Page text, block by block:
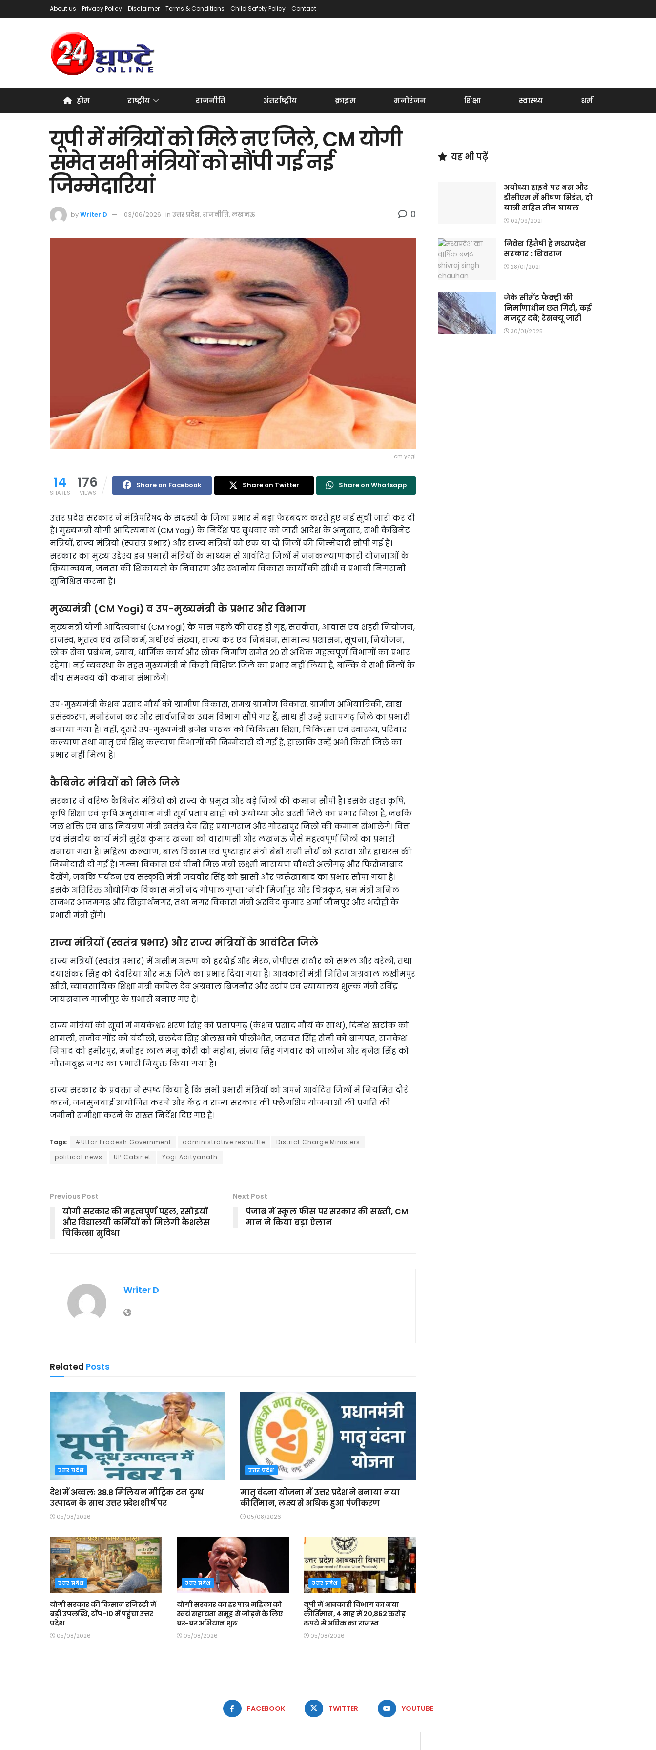
About us Privacy Policy Disclaimer Terms & Conditions Child Safety Policy Contact
होम राष्ट्रीय राजनीति अंतर्राष्ट्रीय क्राइम मनोरंजन शिक्षा स्वास्थ्य धर्म
यूपी में मंत्रियों को मिले नए जिले, CM योगी
समेत सभी मंत्रियों को सौंपी गई नई
जिम्मेदारियां
byWriter D 03/06/2026 in उत्तर प्रदेश, राजनीति, लखनऊ 0
cm yogi
14
SHARES
176
VIEWS
Share on Facebook Share on Twitter Share on Whatsapp
उत्तर प्रदेश सरकार ने मंत्रिपरिषद के सदस्यों के जिला प्रभार में बड़ा फेरबदल करते हुए नई सूची जारी कर दी
है। मुख्यमंत्री योगी आदित्यनाथ (CM Yogi) के निर्देश पर बुधवार को जारी आदेश के अनुसार, सभी कैबिनेट
मंत्रियों, राज्य मंत्रियों (स्वतंत्र प्रभार) और राज्य मंत्रियों को एक या दो जिलों की जिम्मेदारी सौंपी गई है।
सरकार का मुख्य उद्देश्य इन प्रभारी मंत्रियों के माध्यम से आवंटित जिलों में जनकल्याणकारी योजनाओं के
क्रियान्वयन, जनता की शिकायतों के निवारण और स्थानीय विकास कार्यों की सीधी व प्रभावी निगरानी
सुनिश्चित करना है।
मुख्यमंत्री (CM Yogi) व उप-मुख्यमंत्री के प्रभार और विभाग
मुख्यमंत्री योगी आदित्यनाथ (CM Yogi) के पास पहले की तरह ही गृह, सतर्कता, आवास एवं शहरी नियोजन,
राजस्व, भूतत्व एवं खनिकर्म, अर्थ एवं संख्या, राज्य कर एवं निबंधन, सामान्य प्रशासन, सूचना, नियोजन,
लोक सेवा प्रबंधन, न्याय, धार्मिक कार्य और लोक निर्माण समेत 20 से अधिक महत्वपूर्ण विभागों का प्रभार
रहेगा। नई व्यवस्था के तहत मुख्यमंत्री ने किसी विशिष्ट जिले का प्रभार नहीं लिया है, बल्कि वे सभी जिलों के
बीच समन्वय की कमान संभालेंगे।
उप-मुख्यमंत्री केशव प्रसाद मौर्य को ग्रामीण विकास, समग्र ग्रामीण विकास, ग्रामीण अभियांत्रिकी, खाद्य
प्रसंस्करण, मनोरंजन कर और सार्वजनिक उद्यम विभाग सौंपे गए हैं, साथ ही उन्हें प्रतापगढ़ जिले का प्रभारी
बनाया गया है। वहीं, दूसरे उप-मुख्यमंत्री ब्रजेश पाठक को चिकित्सा शिक्षा, चिकित्सा एवं स्वास्थ्य, परिवार
कल्याण तथा मातृ एवं शिशु कल्याण विभागों की जिम्मेदारी दी गई है, हालांकि उन्हें अभी किसी जिले का
प्रभार नहीं मिला है।
कैबिनेट मंत्रियों को मिले जिले
सरकार ने वरिष्ठ कैबिनेट मंत्रियों को राज्य के प्रमुख और बड़े जिलों की कमान सौंपी है। इसके तहत कृषि,
कृषि शिक्षा एवं कृषि अनुसंधान मंत्री सूर्य प्रताप शाही को अयोध्या और बस्ती जिले का प्रभार मिला है, जबकि
जल शक्ति एवं बाढ़ नियंत्रण मंत्री स्वतंत्र देव सिंह प्रयागराज और गोरखपुर जिलों की कमान संभालेंगे। वित्त
एवं संसदीय कार्य मंत्री सुरेश कुमार खन्ना को वाराणसी और लखनऊ जैसे महत्वपूर्ण जिलों का प्रभारी
बनाया गया है। महिला कल्याण, बाल विकास एवं पुष्टाहार मंत्री बेबी रानी मौर्य को इटावा और हाथरस की
जिम्मेदारी दी गई है। गन्ना विकास एवं चीनी मिल मंत्री लक्ष्मी नारायण चौधरी अलीगढ़ और फिरोजाबाद
देखेंगे, जबकि पर्यटन एवं संस्कृति मंत्री जयवीर सिंह को झांसी और फर्रुखाबाद का प्रभार सौंपा गया है।
इसके अतिरिक्त औद्योगिक विकास मंत्री नंद गोपाल गुप्ता ‘नंदी’ मिर्जापुर और चित्रकूट, श्रम मंत्री अनिल
राजभर आजमगढ़ और सिद्धार्थनगर, तथा नगर विकास मंत्री अरविंद कुमार शर्मा जौनपुर और भदोही के
प्रभारी मंत्री होंगे।
राज्य मंत्रियों (स्वतंत्र प्रभार) और राज्य मंत्रियों के आवंटित जिले
राज्य मंत्रियों (स्वतंत्र प्रभार) में असीम अरुण को हरदोई और मेरठ, जेपीएस राठौर को संभल और बरेली, तथा
दयाशंकर सिंह को देवरिया और मऊ जिले का प्रभार दिया गया है। आबकारी मंत्री नितिन अग्रवाल लखीमपुर
खीरी, व्यावसायिक शिक्षा मंत्री कपिल देव अग्रवाल बिजनौर और स्टांप एवं न्यायालय शुल्क मंत्री रविंद्र
जायसवाल गाजीपुर के प्रभारी बनाए गए हैं।
राज्य मंत्रियों की सूची में मयंकेश्वर शरण सिंह को प्रतापगढ़ (केशव प्रसाद मौर्य के साथ), दिनेश खटीक को
शामली, संजीव गोंड को चंदौली, बलदेव सिंह ओलख को पीलीभीत, जसवंत सिंह सैनी को बागपत, रामकेश
निषाद को हमीरपुर, मनोहर लाल मनु कोरी को महोबा, संजय सिंह गंगवार को जालौन और बृजेश सिंह को
गौतमबुद्ध नगर का प्रभारी नियुक्त किया गया है।
राज्य सरकार के प्रवक्ता ने स्पष्ट किया है कि सभी प्रभारी मंत्रियों को अपने आवंटित जिलों में नियमित दौरे
करने, जनसुनवाई आयोजित करने और केंद्र व राज्य सरकार की फ्लैगशिप योजनाओं की प्रगति की
जमीनी समीक्षा करने के सख्त निर्देश दिए गए हैं।
Tags: #Uttar Pradesh Government administrative reshuffle
District Charge Ministers
political news
UP Cabinet Yogi Adityanath
Previous Post
योगी सरकार की महत्वपूर्ण पहल, रसोइयों
और विद्यालयी कर्मियों को मिलेगी कैशलेस
चिकित्सा सुविधा
Next Post
पंजाब में स्कूल फीस पर सरकार की सख्ती, CM
मान ने किया बड़ा ऐलान
Writer D
Related Posts
उत्तर प्रदेश
देश में अव्वलः 38.8 मिलियन मीट्रिक टन दुग्ध
उत्पादन के साथ उत्तर प्रदेश शीर्ष पर
05/08/2026
उत्तर प्रदेश
मातृ वंदना योजना में उत्तर प्रदेश ने बनाया नया
कीर्तिमान, लक्ष्य से अधिक हुआ पंजीकरण
05/08/2026
उत्तर प्रदेश
योगी सरकार की किसान रजिस्ट्री में
बड़ी उपलब्धि, टॉप-10 में पहुंचा उत्तर
प्रदेश
05/08/2026
उत्तर प्रदेश
योगी सरकार का हर पात्र महिला को
स्वयं सहायता समूह से जोड़ने के लिए
घर-घर अभियान शुरू
05/08/2026
उत्तर प्रदेश
यूपी में आबकारी विभाग का नया
कीर्तिमान, 4 माह में 20,862 करोड़
रुपये से अधिक का राजस्व
05/08/2026
यह भी पढ़ें
अयोध्या हाइवे पर बस और
डीसीएम में भीषण भिड़ंत, दो
यात्री सहित तीन घायल
02/09/2021
निवेश हितैषी है मध्यप्रदेश
सरकार : शिवराज
28/01/2021
जेके सीमेंट फैक्ट्री की
निर्माणाधीन छत गिरी, कई
मजदूर दबे; रेसक्यू जारी
30/01/2025
FACEBOOK TWITTER YOUTUBE